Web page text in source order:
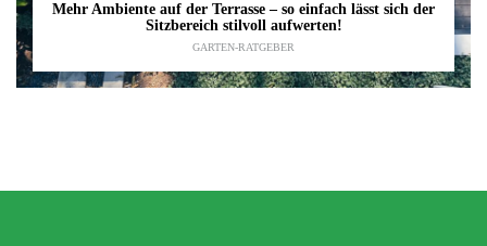
Mehr Ambiente auf der Terrasse – so einfach lässt sich der
Sitzbereich stilvoll aufwerten!
GARTEN-RATGEBER